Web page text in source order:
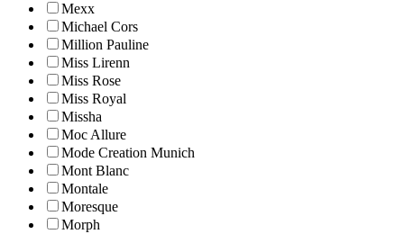
Mexx
Michael Cors
Million Pauline
Miss Lirenn
Miss Rose
Miss Royal
Missha
Moc Allure
Mode Creation Munich
Mont Blanc
Montale
Moresque
Morph